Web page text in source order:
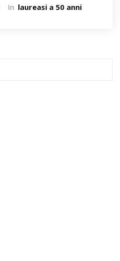
In laureasi a 50 anni